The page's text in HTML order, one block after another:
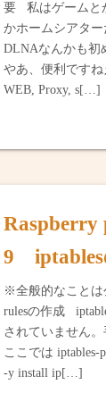
要 私はゲームと
かホームシアター
DLNAなんかも
やあ、便利ですね
WEB, Proxy, s[…]
9 iptables
※全般的なこと
rulesの作成
されていません
ここでは iptables-
-y install ip[…]